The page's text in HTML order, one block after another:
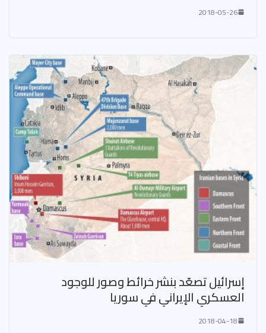
2018-05-26
إسرائيل تصعّد بنشر خرائط وصور للوجود
العسكري الإيراني في سوريا
2018-04-18